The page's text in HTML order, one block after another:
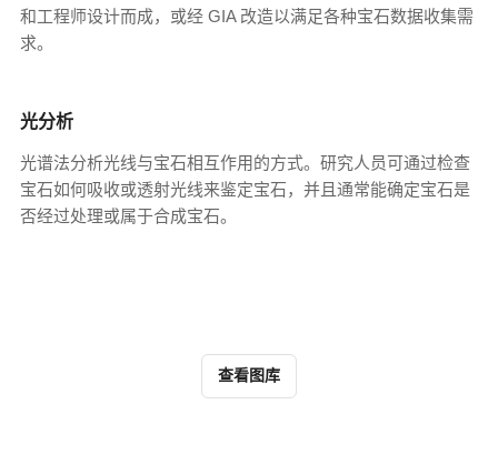
和工程师设计而成，或经 GIA 改造以满足各种宝石数据收集需
求。
光分析
光谱法分析光线与宝石相互作用的方式。研究人员可通过检查
宝石如何吸收或透射光线来鉴定宝石，并且通常能确定宝石是
否经过处理或属于合成宝石。
查看图库